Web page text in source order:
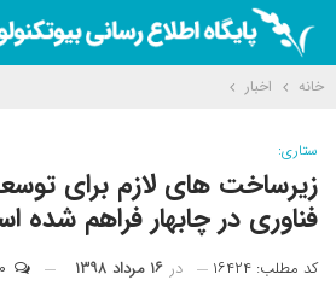
خانه اخبار
ستاری:
زیرساخت های لازم برای
فناوری در چابهار فراهم شده
کد مطلب: ۱۶۴۲۴ در ۱۶ مرداد ۱۳۹۸